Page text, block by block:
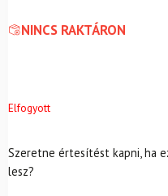
NINCS RAKTÁRON
Elfogyott
Szeretne értesítést kapni, ha
lesz?